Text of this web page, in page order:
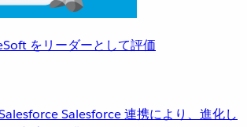
をリーダーとして評価
Salesforce 連携により、進化し